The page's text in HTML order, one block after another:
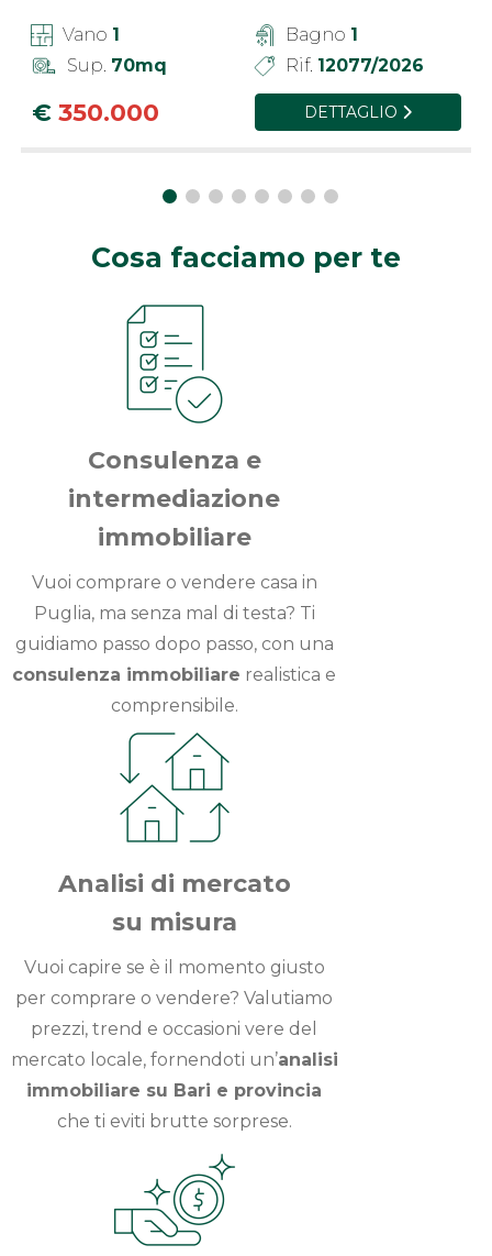
Vano 1 Bagno 1
Sup. 70mq Rif. 12077/2026
€ 350.000 DETTAGLIO
Cosa facciamo per te
Consulenza e
intermediazione
immobiliare
Vuoi comprare o vendere casa in
Puglia, ma senza mal di testa? Ti
guidiamo passo dopo passo, con una
consulenza immobiliare realistica e
comprensibile.
Analisi di mercato
su misura
Vuoi capire se è il momento giusto
per comprare o vendere? Valutiamo
prezzi, trend e occasioni vere del
mercato locale, fornendoti un’analisi
immobiliare su Bari e provincia
che ti eviti brutte sorprese.